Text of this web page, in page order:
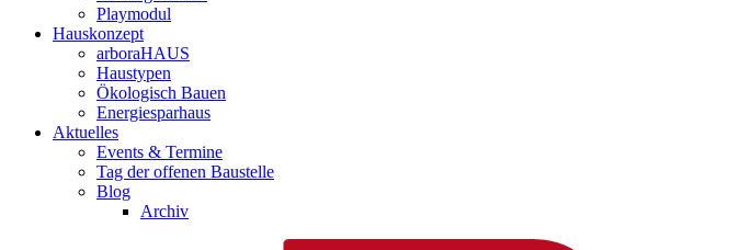
Playmodul
Hauskonzept
arboraHAUS
Haustypen
Ökologisch Bauen
Energiesparhaus
Aktuelles
Events & Termine
Tag der offenen Baustelle
Blog
Archiv